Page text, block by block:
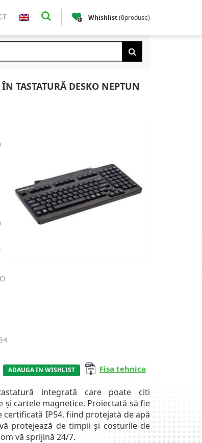
Whishlist(0produse)
TASTATURĂ DESKO NEPTUN
ADAUGA IN WISHLIST Fisa tehnica
integrată care poate citi
cartele magnetice. Proiectată să fie
IP54, fiind protejată de apă
protejează de timpii și costurile de
vă sprijină 24/7.